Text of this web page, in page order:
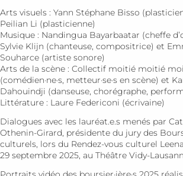
Arts visuels : Yann Stéphane Bisso
Peilian Li (plasticienne)
Musique : Nandingua Bayarbaatar (cheffe
Sylvie Klijn (chanteuse, compositrice) et
Souharce (artiste sonore)
Arts de la scène : Collectif moitié moitié
(comédien·ne·s, metteur·se·s en scène) et
Dahouindji (danseuse, chorégraphe,
Littérature : Laure Federiconi (écrivaine)
Dialogues avec les lauréat.e.s menés par
Othenin-Girard, présidente du jury des
culturels, lors du Rendez-vous culturel
29 septembre 2025, au Théâtre Vidy-